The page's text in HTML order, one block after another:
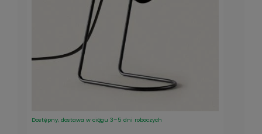
Dostępny, dostawa w ciągu 3–5 dni roboczych